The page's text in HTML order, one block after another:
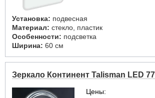
Установка: подвесная
Материал: стекло, пластик
Особенности: подсветка
Ширина: 60 см
Зеркало Континент Talisman LED
Цены: